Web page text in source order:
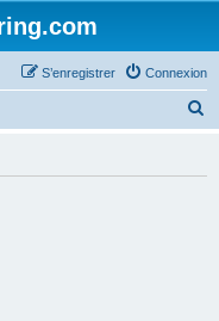
Connexion
S’enregistrer